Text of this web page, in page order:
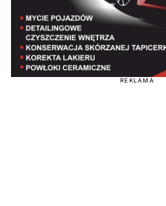
REKLAMA